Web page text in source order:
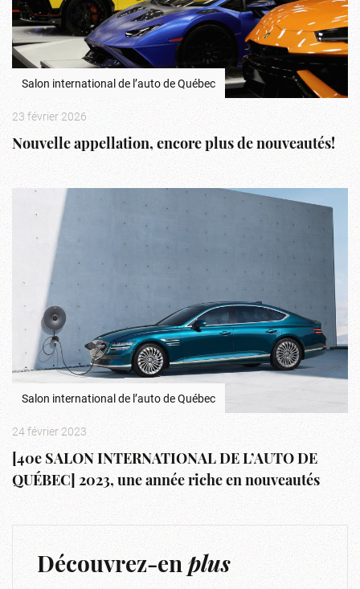
Salon international de l’auto de Québec
23 février 2026
Nouvelle appellation, encore plus de nouveautés!
Salon international de l’auto de Québec
24 février 2023
[40e SALON INTERNATIONAL DE L’AUTO DE
QUÉBEC] 2023, une année riche en nouveautés
Découvrez-enplus